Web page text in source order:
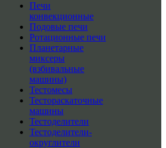
Печи
конвекционные
Подовые печи
Ротационные печи
Планетарные
миксеры
(взбивальные
машины)
Тестомесы
Тестораскаточные
машины
Тестоделители
Тестоделители-
округлители